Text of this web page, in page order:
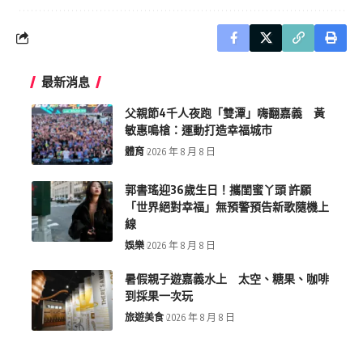
最新消息
父親節4千人夜跑「雙潭」嗨翻嘉義 黃
敏惠鳴槍：運動打造幸福城市
體育 2026 年 8 月 8 日
郭書瑤迎36歲生日！攜閨蜜丫頭 許願
「世界絕對幸福」無預警預告新歌隨機上
線
娛樂 2026 年 8 月 8 日
暑假親子遊嘉義水上 太空、糖果、咖啡
到採果一次玩
旅遊美食 2026 年 8 月 8 日